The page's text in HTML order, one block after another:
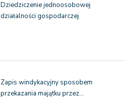
Dziedziczenie jednoosobowej
działalności gospodarczej
Zapis windykacyjny sposobem
przekazania majątku przez…